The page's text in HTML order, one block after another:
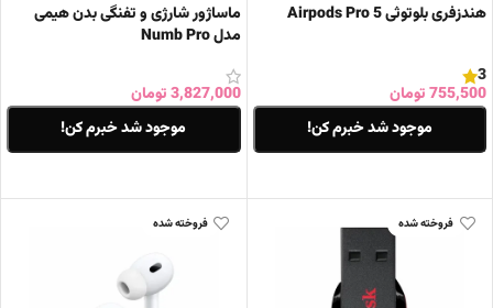
هندزفری بلوتوثی Airpods Pro 5
3
755,500تومان
موجود شد خبرم کن!
ماساژور شارژی و تفنگی بدن هیمی
مدل Numb Pro
3,827,000تومان
موجود شد خبرم کن!
فروخته شده فروخته شده